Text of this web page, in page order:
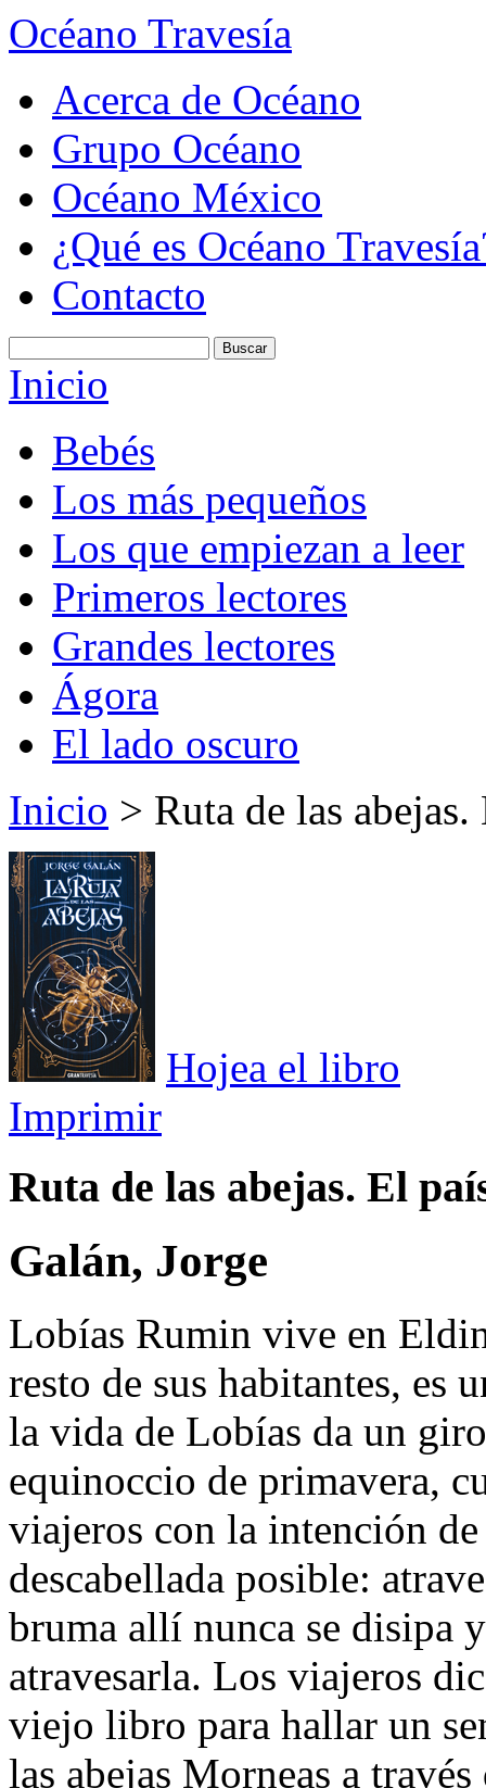
Océano Travesía
Acerca de Océano
Grupo Océano
Océano México
¿Qué es Océano
Contacto
Inicio
Bebés
Los más pequeños
Los que empiezan a leer
Primeros lectores
Grandes lectores
Ágora
El lado oscuro
Inicio > Ruta de las
Hojea el libro
Imprimir
Ruta de las abejas. El
Galán, Jorge
Lobías Rumin vive en
resto de sus habitantes, es
la vida de Lobías da un
equinoccio de primavera,
viajeros con la intención
descabellada posible:
bruma allí nunca se disipa
atravesarla. Los viajeros
viejo libro para hallar un
las abejas Morneas a